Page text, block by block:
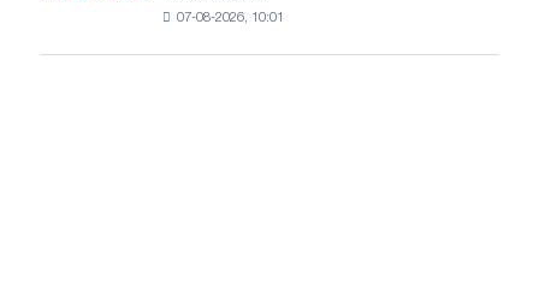
Ярославля
07-08-2026, 10:01